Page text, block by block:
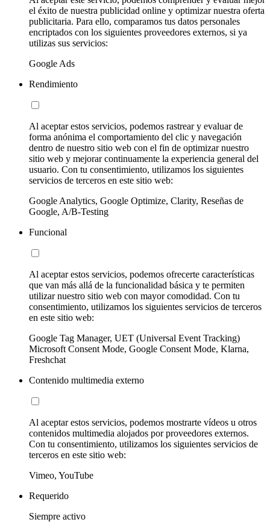
el éxito de nuestra publicidad online y optimizar nuestra oferta
publicitaria. Para ello, comparamos tus datos personales
encriptados con los siguientes proveedores externos, si ya
utilizas sus servicios:
Google Ads
Rendimiento
Al aceptar estos servicios, podemos rastrear y evaluar de
forma anónima el comportamiento del clic y navegación
dentro de nuestro sitio web con el fin de optimizar nuestro
sitio web y mejorar continuamente la experiencia general del
usuario. Con tu consentimiento, utilizamos los siguientes
servicios de terceros en este sitio web:
Google Analytics, Google Optimize, Clarity, Reseñas de
Google, A/B-Testing
Funcional
Al aceptar estos servicios, podemos ofrecerte características
que van más allá de la funcionalidad básica y te permiten
utilizar nuestro sitio web con mayor comodidad. Con tu
consentimiento, utilizamos los siguientes servicios de terceros
en este sitio web:
Google Tag Manager, UET (Universal Event Tracking)
Microsoft Consent Mode, Google Consent Mode, Klarna,
Freshchat
Contenido multimedia externo
Al aceptar estos servicios, podemos mostrarte vídeos u otros
contenidos multimedia alojados por proveedores externos.
Con tu consentimiento, utilizamos los siguientes servicios de
terceros en este sitio web:
Vimeo, YouTube
Requerido
Siempre activo